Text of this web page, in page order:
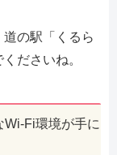
の駅「くるら
ださいね。
Fi環境が手に